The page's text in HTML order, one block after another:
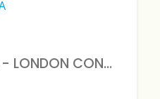
RESERVA INGLESA - LONDON CONDOMÍNIO - COBERTURA DUPLEX MOBILIADO 296 m2 - DISPONÍVEL PARA VENDA